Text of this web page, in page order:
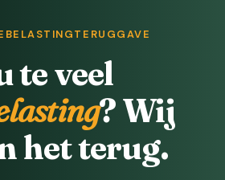
te veel
? Wij
het terug.